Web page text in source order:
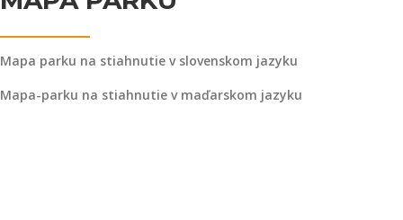
Mapa parku na stiahnutie v slovenskom jazyku
Mapa-parku na stiahnutie v maďarskom jazyku